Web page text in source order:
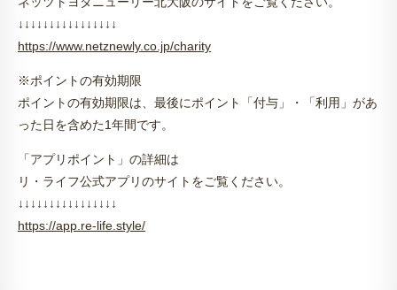
↓↓↓↓↓↓↓↓↓↓↓↓↓↓↓↓
https://www.netznewly.co.jp/charity
※ポイントの有効期限
ポイントの有効期限は、最後にポイント「付与」・「利用」があ
った日を含めた1年間です。
「アプリポイント」の詳細は
リ・ライフ公式アプリのサイトをご覧ください。
↓↓↓↓↓↓↓↓↓↓↓↓↓↓↓↓
https://app.re-life.style/